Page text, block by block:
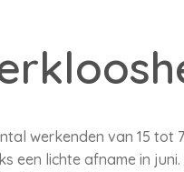
werkenden van 15 tot
een lichte afname in